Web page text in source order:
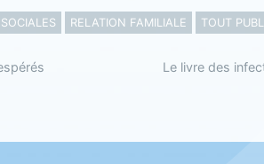
RELATION FAMILIALE TOUT
Le livre des